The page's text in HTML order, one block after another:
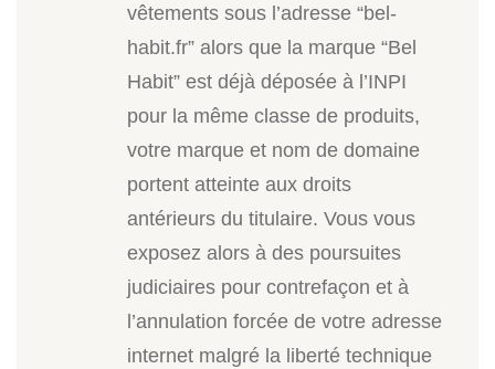
vêtements sous l’adresse “bel-
habit.fr” alors que la marque “Bel
Habit” est déjà déposée à l’INPI
pour la même classe de produits,
votre marque et nom de domaine
portent atteinte aux droits
antérieurs du titulaire. Vous vous
exposez alors à des poursuites
judiciaires pour contrefaçon et à
l’annulation forcée de votre adresse
internet malgré la liberté technique